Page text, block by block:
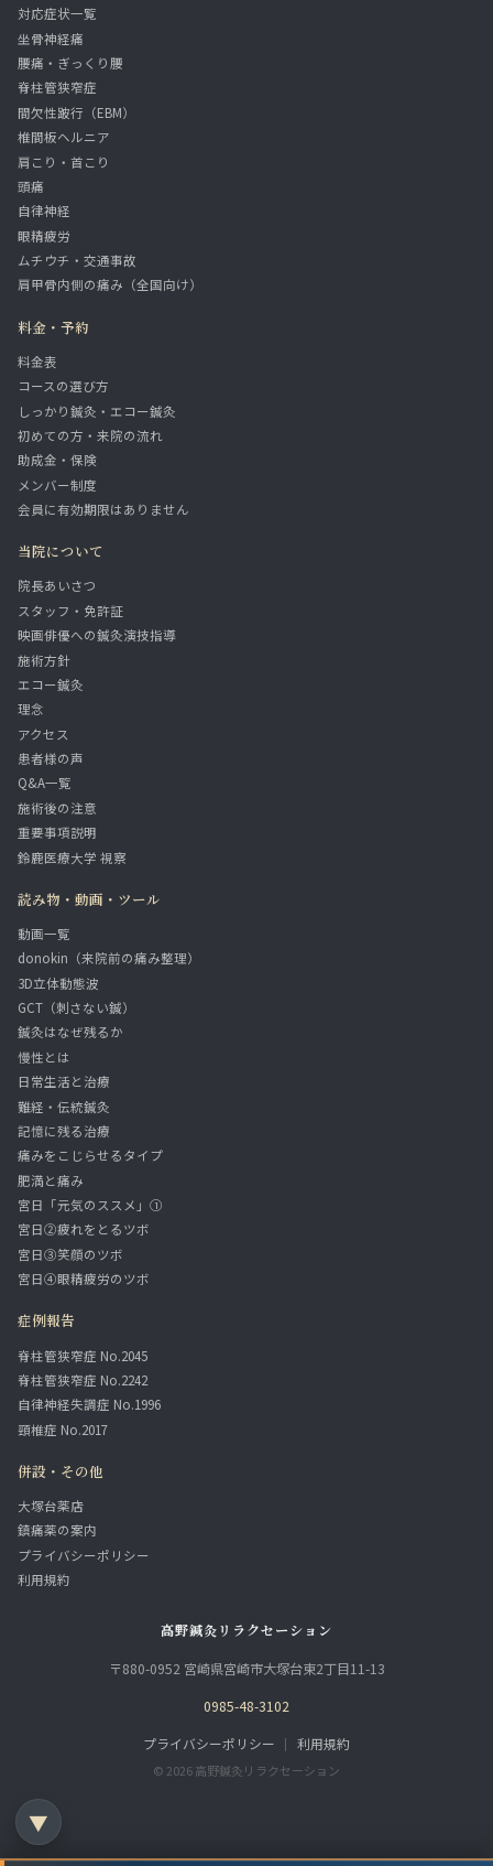
対応症状一覧
坐骨神経痛
腰痛・ぎっくり腰
脊柱管狭窄症
間欠性跛行（EBM）
椎間板ヘルニア
肩こり・首こり
頭痛
自律神経
眼精疲労
ムチウチ・交通事故
肩甲骨内側の痛み（全国向け）
料金・予約
料金表
コースの選び方
しっかり鍼灸・エコー鍼灸
初めての方・来院の流れ
助成金・保険
メンバー制度
会員に有効期限はありません
当院について
院長あいさつ
スタッフ・免許証
映画俳優への鍼灸演技指導
施術方針
エコー鍼灸
理念
アクセス
患者様の声
Q&A一覧
施術後の注意
重要事項説明
鈴鹿医療大学 視察
読み物・動画・ツール
動画一覧
donokin（来院前の痛み整理）
3D立体動態波
GCT（刺さない鍼）
鍼灸はなぜ残るか
慢性とは
日常生活と治療
難経・伝統鍼灸
記憶に残る治療
痛みをこじらせるタイプ
肥満と痛み
宮日「元気のススメ」①
宮日②疲れをとるツボ
宮日③笑顔のツボ
宮日④眼精疲労のツボ
症例報告
脊柱管狭窄症 No.2045
脊柱管狭窄症 No.2242
自律神経失調症 No.1996
頸椎症 No.2017
併設・その他
大塚台薬店
鎮痛薬の案内
プライバシーポリシー
利用規約
高野鍼灸リラクセーション
〒880-0952 宮崎県宮崎市大塚台東2丁目11-13
0985-48-3102
プライバシーポリシー ｜ 利用規約
© 2026 高野鍼灸リラクセーション
▼